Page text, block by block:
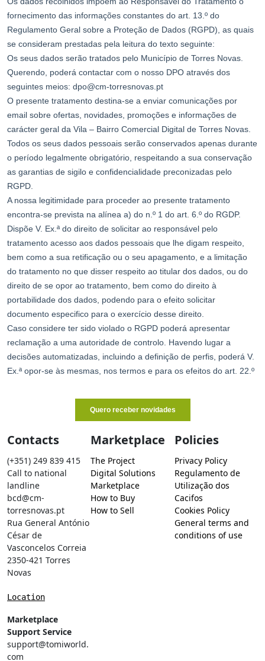
Contacts
(+351) 249 839 415
Call to national
landline
bcd@cm-
torresnovas.pt
Rua General António
César de
Vasconcelos Correia
2350-421 Torres
Novas
Location
Marketplace
Support Service
support@tomiworld.
com
Marketplace
The Project
Digital Solutions
Marketplace
How to Buy
How to Sell
Policies
Privacy Policy
Regulamento de
Utilização dos
Cacifos
Cookies Policy
General terms and
conditions of use